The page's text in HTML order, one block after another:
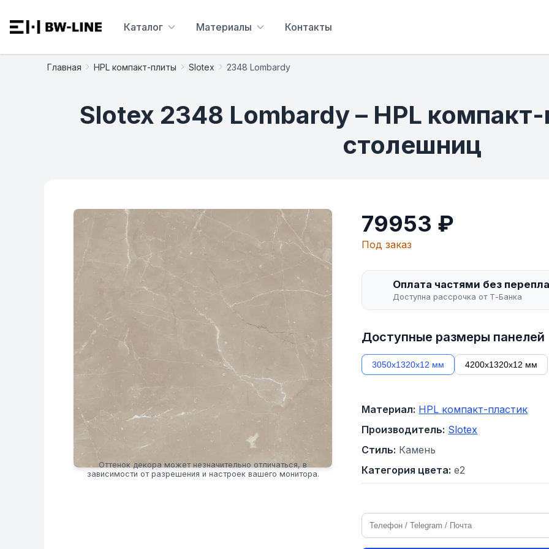
Каталог Материалы Контакты
Главная HPL компакт-плиты Slotex 2348 Lombardy
Slotex 2348 Lombardy – HPL
столешниц
Оттенок декора может незначительно отличаться, в
зависимости от разрешения и настроек вашего монитора.
79953 ₽
Под заказ
Оплата частями без
Доступна рассрочка от Т-Банка
Доступные размеры панелей
3050х1320х12 мм 4200х1320х12 мм
Материал: HPL компакт-пластик
Производитель: Slotex
Стиль: Камень
Категория цвета: e2